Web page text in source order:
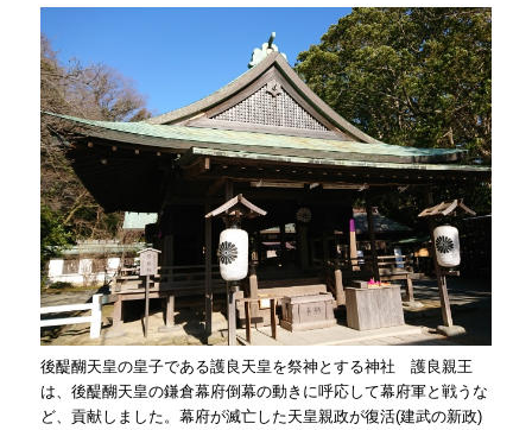
後醍醐天皇の皇子である護良天皇を祭神とする神社 護良親王
は、後醍醐天皇の鎌倉幕府倒幕の動きに呼応して幕府軍と戦うな
ど、貢献しました。幕府が滅亡した天皇親政が復活(建武の新政)